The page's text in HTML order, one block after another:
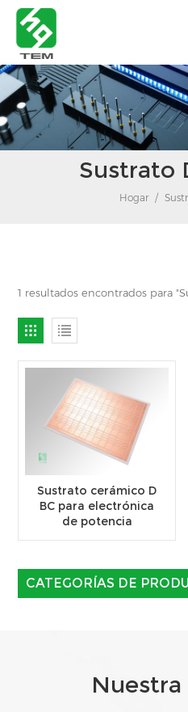
Sustrato
Hogar /
1 resultados encontrados para
Sustrato cerámico D
BC para electrónica
de potencia
CATEGORÍAS DE
Nuestra